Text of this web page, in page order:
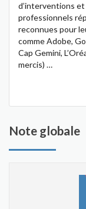
d’interventions et
professionnels
reconnues pour
comme Adobe,
Cap Gemini,
mercis) …
Note globale